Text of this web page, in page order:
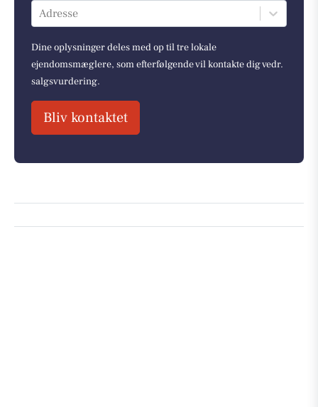
Adresse
Dine oplysninger deles med op til tre lokale
ejendomsmæglere, som efterfølgende vil kontakte dig vedr.
salgsvurdering.
Bliv kontaktet